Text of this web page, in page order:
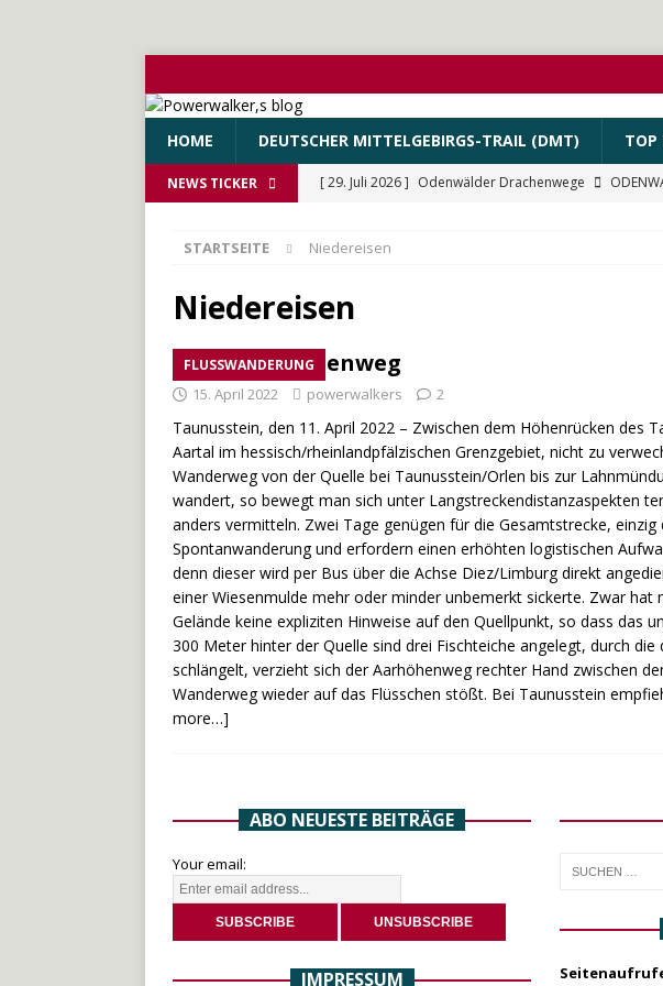
HOME DEUTSCHER MITTELGEBIRGS-TRAIL (DMT) TOP
NEWS TICKER [ 29. Juli 2026 ] Odenwälder Drachenwege
[ 10. Juni 2026 ]
STARTSEITE Niedereisen
Niedereisen
FLUSSWANDERUNG
Der Aarhöhenweg
15. April 2022 powerwalkers 2
Taunusstein, den 11. April 2022 – Zwischen dem Höhenrücken des
Aartal im hessisch/rheinlandpfälzischen Grenzgebiet, nicht zu
Wanderweg von der Quelle bei Taunusstein/Orlen bis zur
wandert, so bewegt man sich unter Langstreckendistanzaspekten
anders vermitteln. Zwei Tage genügen für die Gesamtstrecke,
Spontanwanderung und erfordern einen erhöhten logistischen
denn dieser wird per Bus über die Achse Diez/Limburg direkt
einer Wiesenmulde mehr oder minder unbemerkt sickerte. Zwar
Gelände keine expliziten Hinweise auf den Quellpunkt, so dass das
300 Meter hinter der Quelle sind drei Fischteiche angelegt, durch
schlängelt, verzieht sich der Aarhöhenweg rechter Hand zwischen
Wanderweg wieder auf das Flüsschen stößt. Bei Taunusstein
more…]
ABO NEUESTE BEITRÄGE
Your email:
IMPRESSUM